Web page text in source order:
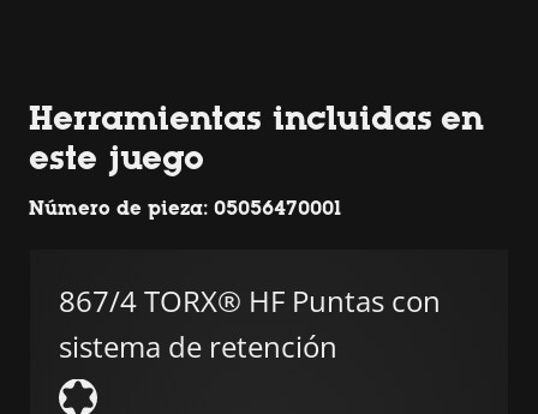
Herramientas incluidas en
este juego
Número de pieza: 05056470001
867/4 TORX® HF Puntas con
sistema de retención